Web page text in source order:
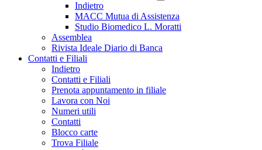
Indietro
MACC Mutua di Assistenza
Studio Biomedico L. Moratti
Assemblea
Rivista Ideale Diario di Banca
Contatti e Filiali
Indietro
Contatti e Filiali
Prenota appuntamento in filiale
Lavora con Noi
Numeri utili
Contatti
Blocco carte
Trova Filiale